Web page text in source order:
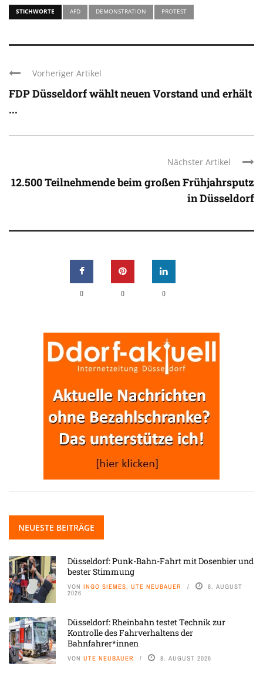
STICHWORTE AFD DEMONSTRATION PROTEST
Vorheriger Artikel
FDP Düsseldorf wählt neuen Vorstand und erhält
...
Nächster Artikel
12.500 Teilnehmende beim großen Frühjahrsputz
in Düsseldorf
0 0 0
NEUESTE BEITRÄGE
Düsseldorf: Punk-Bahn-Fahrt mit Dosenbier und
bester Stimmung
VON INGO SIEMES, UTE NEUBAUER 8. AUGUST
2026
Düsseldorf: Rheinbahn testet Technik zur
Kontrolle des Fahrverhaltens der
Bahnfahrer*innen
VON UTE NEUBAUER 8. AUGUST 2026